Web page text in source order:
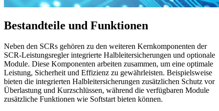
Bestandteile und Funktionen
Neben den SCRs gehören zu den weiteren Kernkomponenten der
SCR-Leistungsregler integrierte Halbleitersicherungen und optionale
Module. Diese Komponenten arbeiten zusammen, um eine optimale
Leistung, Sicherheit und Effizienz zu gewährleisten. Beispielsweise
bieten die integrierten Halbleitersicherungen zusätzlichen Schutz vor
Überlastung und Kurzschlüssen, während die verfügbaren Module
zusätzliche Funktionen wie Softstart bieten können.